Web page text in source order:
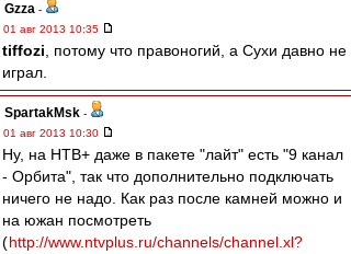
Gzza -
01 авг 2013 10:35
tiffozi , потому что правоногий, а Сухи давно не
играл.
SpartakMsk -
01 авг 2013 10:30
Ну, на НТВ+ даже в пакете "лайт" есть "9 канал
- Орбита", так что дополнительно подключать
ничего не надо. Как раз после камней можно и
на южан посмотреть
(http://www.ntvplus.ru/channels/channel.xl?